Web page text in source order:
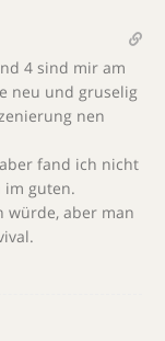
4 sind mir am
neu und gruselig
nen
fand ich nicht
im guten.
würde, aber man